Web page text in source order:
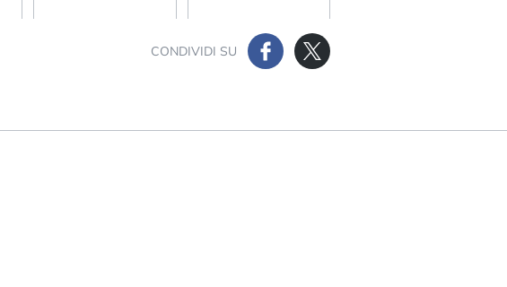
CONDIVIDI SU